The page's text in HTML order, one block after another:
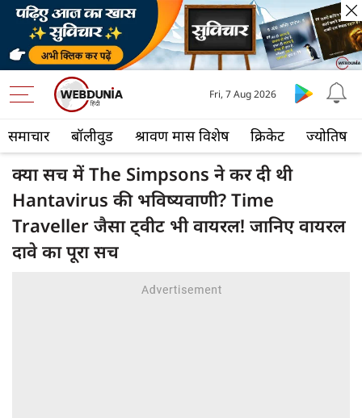
समाचार बॉलीवुड श्रावण मास विशेष क्रिकेट ज्योतिष
Fri, 7 Aug 2026
क्या सच में The Simpsons ने कर दी थी
Hantavirus की भविष्यवाणी? Time
Traveller जैसा ट्वीट भी वायरल! जानिए वायरल
दावे का पूरा सच